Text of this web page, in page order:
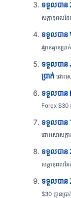
ទទួលបាន
សក្តានុពលន
ទទួលបាន
រង្វាន់គ្មាន
ទទួលបាន
ប្រាក់ ដោះស
ទទួលបាន
Forex $30
ទទួលបាន
ដោះសោសក្ត
ទទួលបាន
សក្តានុពលន
ទទួលបាន
$30 គ្មានប្រ